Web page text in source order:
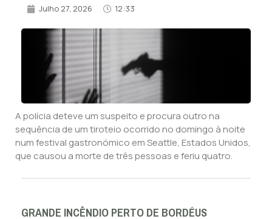
Julho 27, 2026 12:33
A polícia deteve um suspeito e procura outro na
sequência de um tiroteio ocorrido no domingo à noite
num festival gastronómico em Seattle, Estados Unidos,
que causou a morte de três pessoas e feriu quatro.
GRANDE INCÊNDIO PERTO DE BORDÉUS